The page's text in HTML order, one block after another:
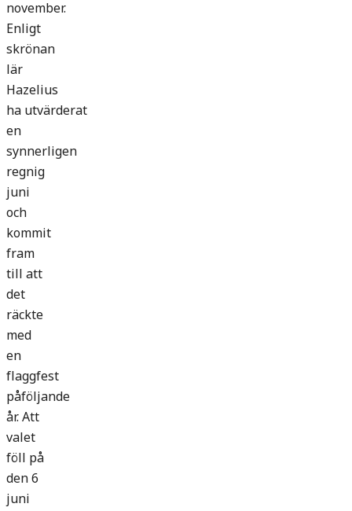
november.
Enligt
skrönan
lär
Hazelius
ha utvärderat
en
synnerligen
regnig
juni
och
kommit
fram
till att
det
räckte
med
en
flaggfest
påföljande
år. Att
valet
föll på
den 6
juni